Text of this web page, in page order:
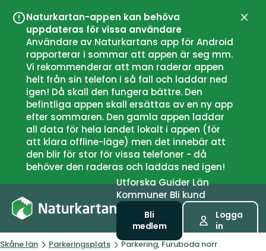
Naturkartan-appen kan behöva
uppdateras för vissa användare
Användare av Naturkartans app för Android
rapporterar i sommar att appen är seg mm.
Vi rekommenderar att man raderar appen
helt från sin telefon i så fall och laddar ned
igen! Då skall den fungera bättre. Den
befintliga appen skall ersättas av en ny app
efter sommaren. Den gamla appen laddar
all data för hela landet lokalt i appen (för
att klara offline-läge) men det innebär att
den blir för stor för vissa telefoner - då
behöver den raderas och laddas ned igen!
UtforskaGuiderLän
Kommuner Bli kund
Bli
medlem
Logga
in
Skåne län Parkeringsplats Parkering, Furuboda norr